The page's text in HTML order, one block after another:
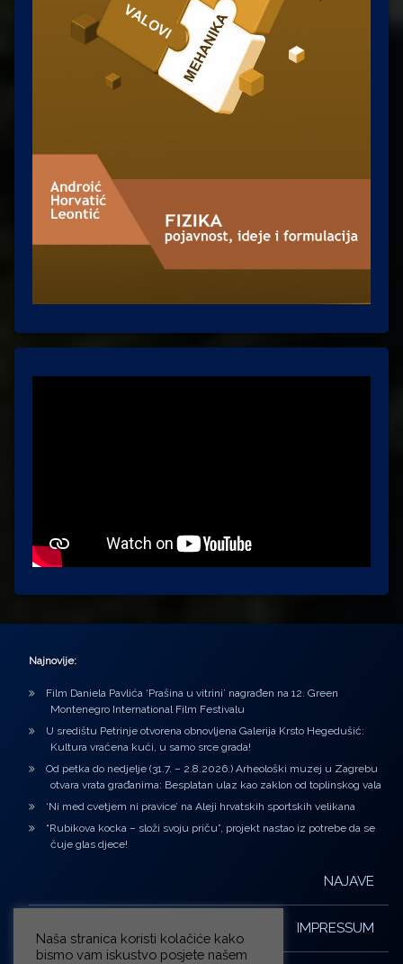
Najnovije:
Film Daniela Pavlića ‘Prašina u vitrini’ nagrađen na 12. Green
Montenegro International Film Festivalu
U središtu Petrinje otvorena obnovljena Galerija Krsto Hegedušić:
Kultura vraćena kući, u samo srce grada!
Od petka do nedjelje (31.7. – 2.8.2026.) Arheološki muzej u Zagrebu
otvara vrata građanima: Besplatan ulaz kao zaklon od toplinskog vala
‘Ni med cvetjem ni pravice’ na Aleji hrvatskih sportskih velikana
“Rubikova kocka – složi svoju priču”, projekt nastao iz potrebe da se
čuje glas djece!
NAJAVE
IMPRESSUM
Naša stranica koristi kolačiće kako
bismo vam iskustvo posjete našem